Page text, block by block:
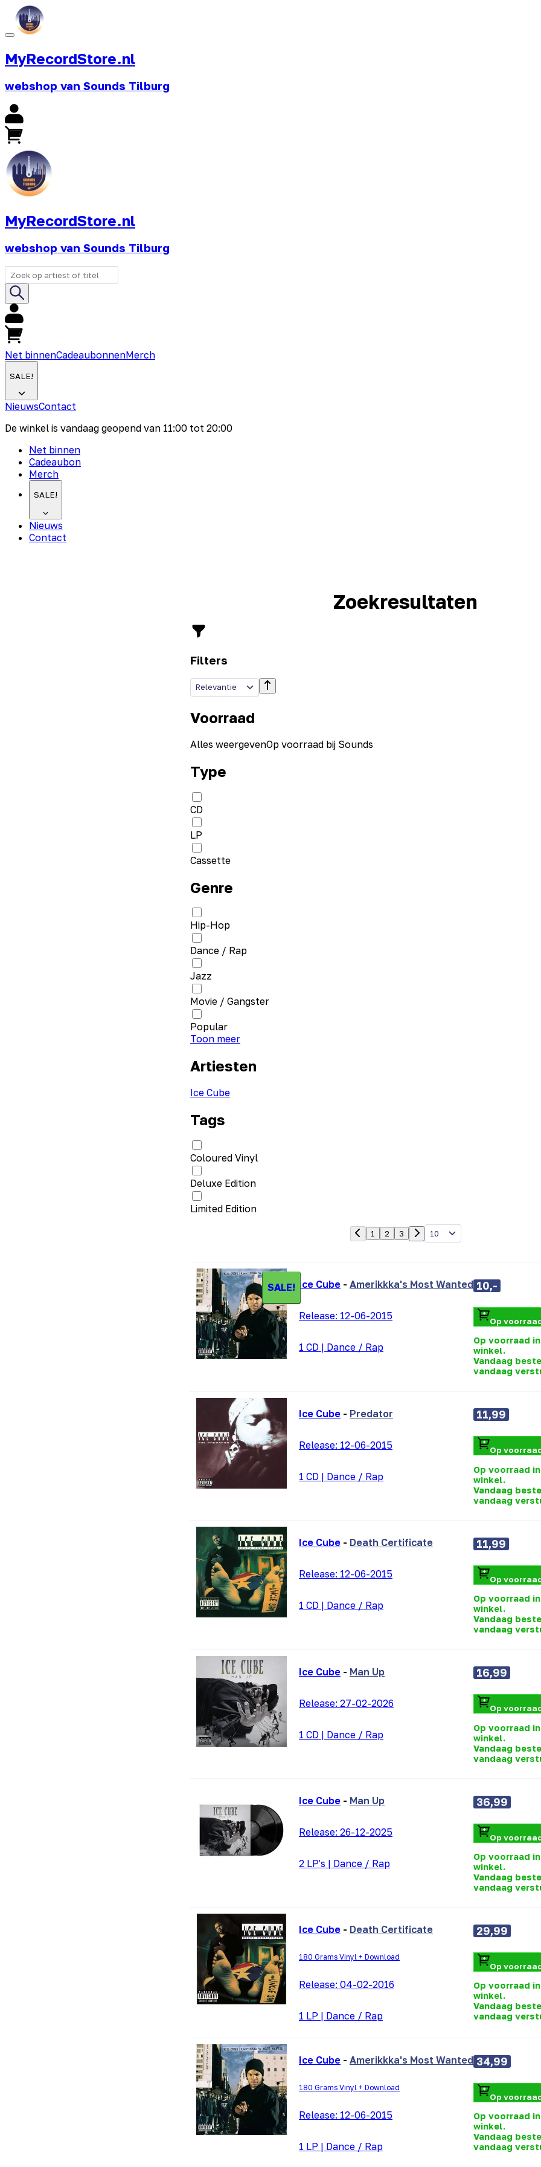
MyRecordStore.nl
webshop van Sounds Tilburg
MyRecordStore.nl
webshop van Sounds Tilburg
Net binnenCadeaubonnenMerch
SALE!
NieuwsContact
De winkel is vandaag geopend van 11:00 tot 20:00
Net binnen
Cadeaubon
Merch
SALE!
Nieuws
Contact
Zoekresultaten
Filters
Relevantie
Voorraad
Alles weergevenOp voorraad bij Sounds
Type
CD
LP
Cassette
Genre
Hip-Hop
Dance / Rap
Jazz
Movie / Gangster
Popular
Toon meer
Artiesten
Ice Cube
Tags
Coloured Vinyl
Deluxe Edition
Limited Edition
1 2 3 10
SALE! Ice Cube- Amerikkka's Most Wanted
Release: 12-06-2015
1 CD| Dance / Rap
10,-
Op
Op voorraad
winkel.
Vandaag
vandaag
Ice Cube- Predator
Release: 12-06-2015
1 CD| Dance / Rap
11,99
Op
Op voorraad
winkel.
Vandaag
vandaag
Ice Cube- Death Certificate
Release: 12-06-2015
1 CD| Dance / Rap
11,99
Op
Op voorraad
winkel.
Vandaag
vandaag
Ice Cube- Man Up
Release: 27-02-2026
1 CD| Dance / Rap
16,99
Op
Op voorraad
winkel.
Vandaag
vandaag
Ice Cube- Man Up
Release: 26-12-2025
2 LP's | Dance / Rap
36,99
Op
Op voorraad
winkel.
Vandaag
vandaag
Ice Cube- Death Certificate
180 Grams Vinyl + Download
Release: 04-02-2016
1 LP | Dance / Rap
29,99
Op
Op voorraad
winkel.
Vandaag
vandaag
Ice Cube- Amerikkka's Most Wanted
180 Grams Vinyl + Download
Release: 12-06-2015
1 LP | Dance / Rap
34,99
Op
Op voorraad
winkel.
Vandaag
vandaag